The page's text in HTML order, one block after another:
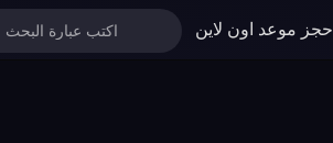
احجز موعد اون لاين